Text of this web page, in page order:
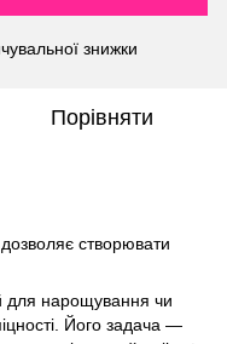
знижки
Порівняти
створювати
для нарощування чи
Його задача —